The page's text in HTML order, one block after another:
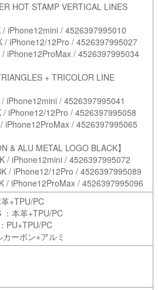
HOT STAMP VERTICAL LINES
/ iPhone12mini / 4526397995010
/ iPhone12/12Pro / 4526397995027
/ iPhone12ProMax / 4526397995034
+ TRICOLOR LINE
iPhone12mini / 4526397995041
/ iPhone12/12Pro / 4526397995058
iPhone12ProMax / 4526397995065
& ALU METAL LOGO BLACK】
/ iPhone12mini / 4526397995072
/ iPhone12/12Pro / 4526397995089
/ iPhone12ProMax / 4526397995096
+TPU/PC
：本革+TPU/PC
PU+TPU/PC
ーボン+アルミ